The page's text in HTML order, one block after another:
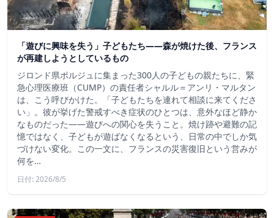
「遊びに興味を失う」子どもたち——森が焼けた後、フランス
が再建しようとしているもの
ジロンド県ポルジュに集まった300人の子どもの親たちに、緊
急心理医療班（CUMP）の責任者シャルル＝アンリ・マルタン
は、こう呼びかけた。「子どもたちを連れて相談に来てくださ
い」。彼が挙げた警戒すべき症状のひとつは、意外なほど静か
なものだった――遊びへの関心を失うこと。焼け跡や避難の記
憶ではなく、子どもが遊ばなくなるという、日常の中でしか気
づけない変化。この一文に、フランスの災害復旧という営みが
何を…
日付: 2026/8/5